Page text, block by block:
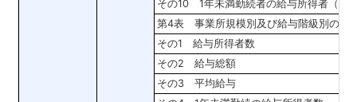
その10 1年未満勤続者の給与所得者（乙
第4表 事業所規模別及び給与階級別の総
その1 給与所得者数
その2 給与総額
その3 平均給与